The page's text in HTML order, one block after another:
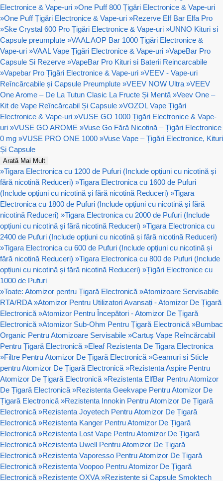
Electronice & Vape-uri »One Puff 800 Țigări Electronice & Vape-uri
»One Puff Țigări Electronice & Vape-uri »Rezerve Elf Bar Elfa Pro
»Ske Crystal 600 Pro Țigări Electronice & Vape-uri »UNNO Kituri si
Capsule preumplute »VAAL AOP Bar 1000 Țigări Electronice &
Vape-uri »VAAL Vape Țigări Electronice & Vape-uri »VapeBar Pro
Capsule Si Rezerve »VapeBar Pro Kituri si Baterii Reincarcabile
»Vapebar Pro Țigări Electronice & Vape-uri »VEEV - Vape-uri
Reîncărcabile și Capsule Preumplute »VEEV NOW Ultra »VEEV
One Arome – De La Tutun Clasic La Fructe Și Mentă »Veev One –
Kit de Vape Reîncărcabil Și Capsule »VOZOL Vape Țigări
Electronice & Vape-uri »VUSE GO 1000 Țigări Electronice & Vape-
uri »VUSE GO AROME »Vuse Go Fără Nicotină – Țigări Electronice
0 mg »VUSE PRO ONE 1000 »Vuse Vape – Țigări Electronice, Kituri
Și Capsule
Arată Mai Mult
»Tigara Electronica cu 1200 de Pufuri (Include opțiuni cu nicotină și
fără nicotină Reduceri) »Tigara Electronica cu 1600 de Pufuri
(Include opțiuni cu nicotină și fără nicotină Reduceri) »Tigara
Electronica cu 1800 de Pufuri (Include opțiuni cu nicotină și fără
nicotină Reduceri) »Tigara Electronica cu 2000 de Pufuri (Include
opțiuni cu nicotină și fără nicotină Reduceri) »Tigara Electronica cu
2400 de Pufuri (Include opțiuni cu nicotină și fără nicotină Reduceri)
»Tigara Electronica cu 600 de Pufuri (Include opțiuni cu nicotină și
fără nicotină Reduceri) »Tigara Electronica cu 800 de Pufuri (Include
opțiuni cu nicotină și fără nicotină Reduceri) »Țigări Electronice cu
1000 de Pufuri
»Toate: Atomizor pentru Țigară Electronică »Atomizoare Servisabile
RTA/RDA »Atomizor Pentru Utilizatori Avansați - Atomizor De Țigară
Electronică »Atomizor Pentru Începători - Atomizor De Țigară
Electronică »Atomizor Sub-Ohm Pentru Țigară Electronică »Bumbac
Organic Pentru Atomizoare Servisabile »Cartuș Vape Reîncărcabil
Pentru Țigară Electronică »Eleaf Rezistenta De Tigara Electronica
»Filtre Pentru Atomizor De Țigară Electronică »Geamuri si Sticle
pentru Atomizor De Țigară Electronică »Rezistenta Aspire Pentru
Atomizor De Țigară Electronică »Rezistenta ElfBar Pentru Atomizor
De Țigară Electronică »Rezistenta Geekvape Pentru Atomizor De
Țigară Electronică »Rezistenta Innokin Pentru Atomizor De Țigară
Electronică »Rezistenta Joyetech Pentru Atomizor De Țigară
Electronică »Rezistenta Kanger Pentru Atomizor De Țigară
Electronică »Rezistenta Lost Vape Pentru Atomizor De Țigară
Electronică »Rezistenta Uwell Pentru Atomizor De Țigară
Electronică »Rezistenta Vaporesso Pentru Atomizor De Țigară
Electronică »Rezistenta Voopoo Pentru Atomizor De Țigară
Electronică »Rezistente OXVA »Rezistente si Capsule Smoktech